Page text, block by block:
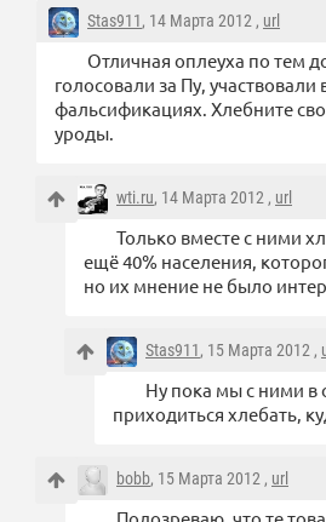
Stas911, 14 Марта 2012 , url
Отличная оплеуха по тем
голосовали за Пу, участвовали
фальсификациях. Хлебните
уроды.
wti.ru, 14 Марта 2012 , url
Только вместе с ними
ещё 40% населения,
но их мнение не было
Stas911, 15 Марта 2012 ,
Ну пока мы с ними в
приходиться хлебать,
bobb, 15 Марта 2012 , url